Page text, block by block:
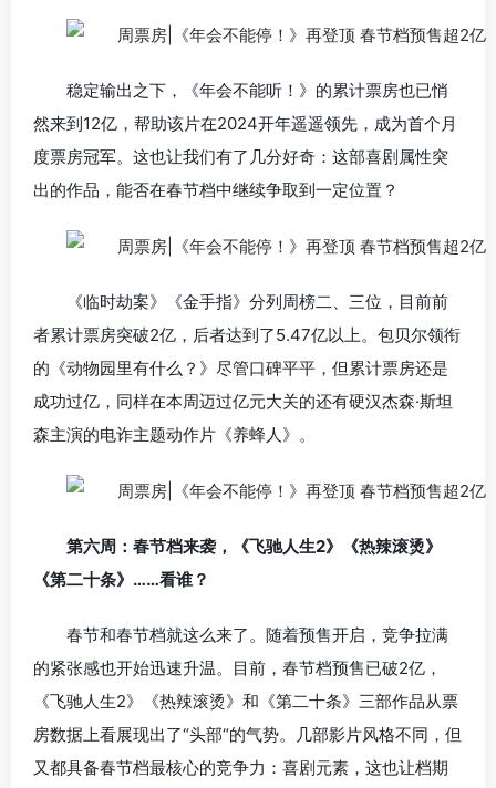
稳定输出之下，《年会不能听！》的累计票房也已悄
然来到12亿，帮助该片在2024开年遥遥领先，成为首个月
度票房冠军。这也让我们有了几分好奇：这部喜剧属性突
出的作品，能否在春节档中继续争取到一定位置？
《临时劫案》《金手指》分列周榜二、三位，目前前
者累计票房突破2亿，后者达到了5.47亿以上。包贝尔领衔
的《动物园里有什么？》尽管口碑平平，但累计票房还是
成功过亿，同样在本周迈过亿元大关的还有硬汉杰森·斯坦
森主演的电诈主题动作片《养蜂人》。
第六周：春节档来袭，《飞驰人生2》《热辣滚烫》
《第二十条》……看谁？
春节和春节档就这么来了。随着预售开启，竞争拉满
的紧张感也开始迅速升温。目前，春节档预售已破2亿，
《飞驰人生2》《热辣滚烫》和《第二十条》三部作品从票
房数据上看展现出了“头部“的气势。几部影片风格不同，但
又都具备春节档最核心的竞争力：喜剧元素，这也让档期